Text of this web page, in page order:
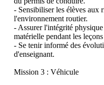
- Sensibiliser les élèves aux
l'environnement routier.
- Assurer l'intégrité
matérielle pendant les
- Se tenir informé des
d'enseignant.
Mission 3 : Véhicule